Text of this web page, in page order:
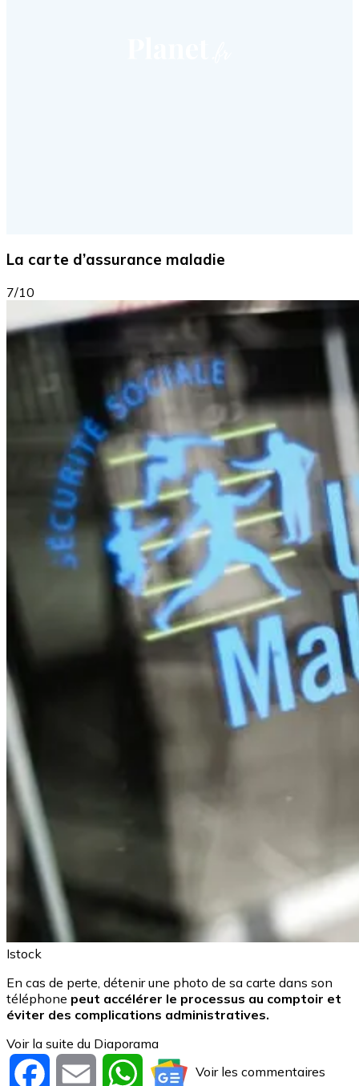
La carte d’assurance maladie
7/10
Istock
En cas de perte, détenir une photo de sa carte dans son
téléphone peut accélérer le processus au comptoir et
éviter des complications administratives.
Voir la suite du Diaporama
Facebook Email WhatsAppVoir les commentaires